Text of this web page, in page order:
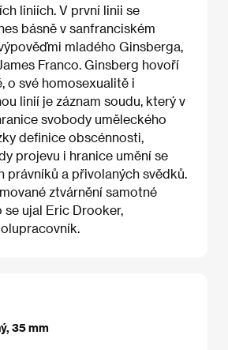
liniích. V první linii se
básně v sanfranciském
mladého Ginsberga,
Franco. Ginsberg hovoří
o své homosexualitě i
linií je záznam soudu, který v
svobody uměleckého
definice obscénnosti,
projevu i hranice umění se
právníků a přivolaných svědků.
ztvárnění samotné
se ujal Eric Drooker,
35 mm